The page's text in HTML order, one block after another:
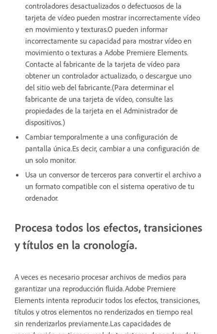
controladores desactualizados o defectuosos de la
tarjeta de vídeo pueden mostrar incorrectamente vídeo
en movimiento y texturas.O pueden informar
incorrectamente su capacidad para mostrar vídeo en
movimiento o texturas a Adobe Premiere Elements.
Contacte al fabricante de la tarjeta de vídeo para
obtener un controlador actualizado, o descargue uno
del sitio web del fabricante.(Para determinar el
fabricante de una tarjeta de vídeo, consulte las
propiedades de la tarjeta en el Administrador de
dispositivos.)
Cambiar temporalmente a una configuración de
pantalla única.Es decir, cambiar a una configuración de
un solo monitor.
Usa un conversor de terceros para convertir el archivo a
un formato compatible con el sistema operativo de tu
ordenador.
Procesa todos los efectos, transiciones
y títulos en la cronología.
A veces es necesario procesar archivos de medios para
garantizar una reproducción fluida.Adobe Premiere
Elements intenta reproducir todos los efectos, transiciones,
títulos y otros elementos no renderizados en tiempo real
sin renderizarlos previamente.Las capacidades de